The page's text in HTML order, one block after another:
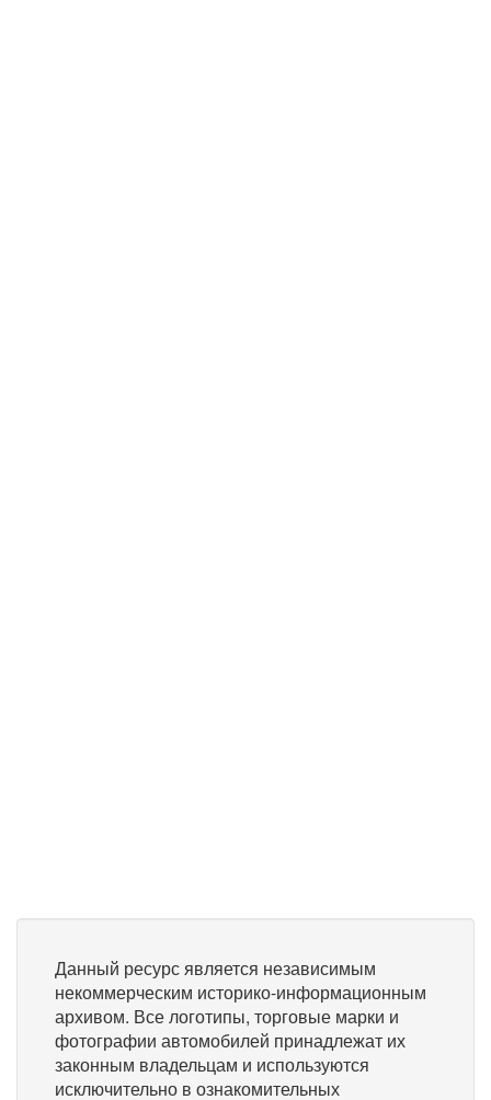
Данный ресурс является независимым
некоммерческим историко-информационным
архивом. Все логотипы, торговые марки и
фотографии автомобилей принадлежат их
законным владельцам и используются
исключительно в ознакомительных